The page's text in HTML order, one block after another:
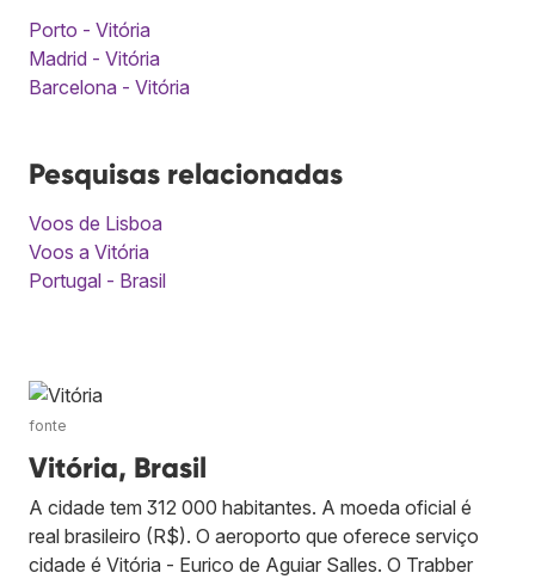
Porto - Vitória
Madrid - Vitória
Barcelona - Vitória
Pesquisas relacionadas
Voos de Lisboa
Voos a Vitória
Portugal - Brasil
fonte
Vitória, Brasil
A cidade tem 312 000 habitantes. A moeda oficial é
real brasileiro (R$). O aeroporto que oferece serviço
cidade é Vitória - Eurico de Aguiar Salles. O Trabber